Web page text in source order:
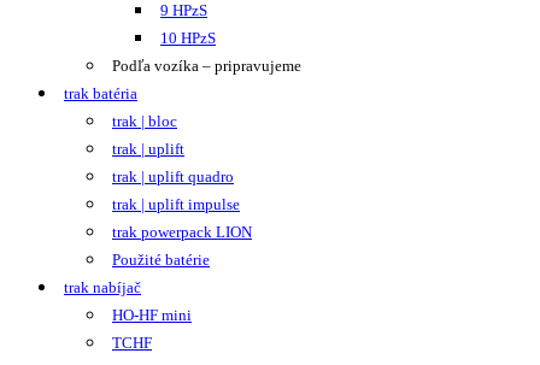
9 HPzS
10 HPzS
Podľa vozíka – pripravujeme
trak batéria
trak | bloc
trak | uplift
trak | uplift quadro
trak | uplift impulse
trak powerpack LION
Použité batérie
trak nabíjač
HO-HF mini
TCHF